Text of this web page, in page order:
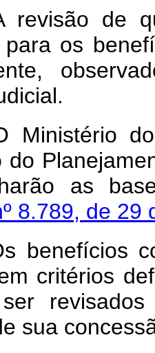
revisão de
para os
Ministério
do
as
8.789, de
benefícios
critérios
sua